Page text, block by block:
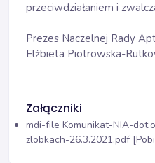
przeciwdziałaniem i
Prezes Naczelnej Rady
Elżbieta Piotrowska-
Załączniki
mdi-file Komunikat-NIA-
zlobkach-26.3.2021.pdf